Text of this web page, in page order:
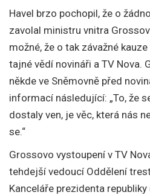
Havel brzo pochopil, že o
zavolal ministru vnitra
možné, že o tak závažné
tajné vědí novináři a TV Nova.
někde ve Sněmovně před
informací následující: „To, že
dostaly ven, je věc, která nás
se.“
Grossovo vystoupení v TV
tehdejší vedoucí Oddělení
Kanceláře prezidenta republiky